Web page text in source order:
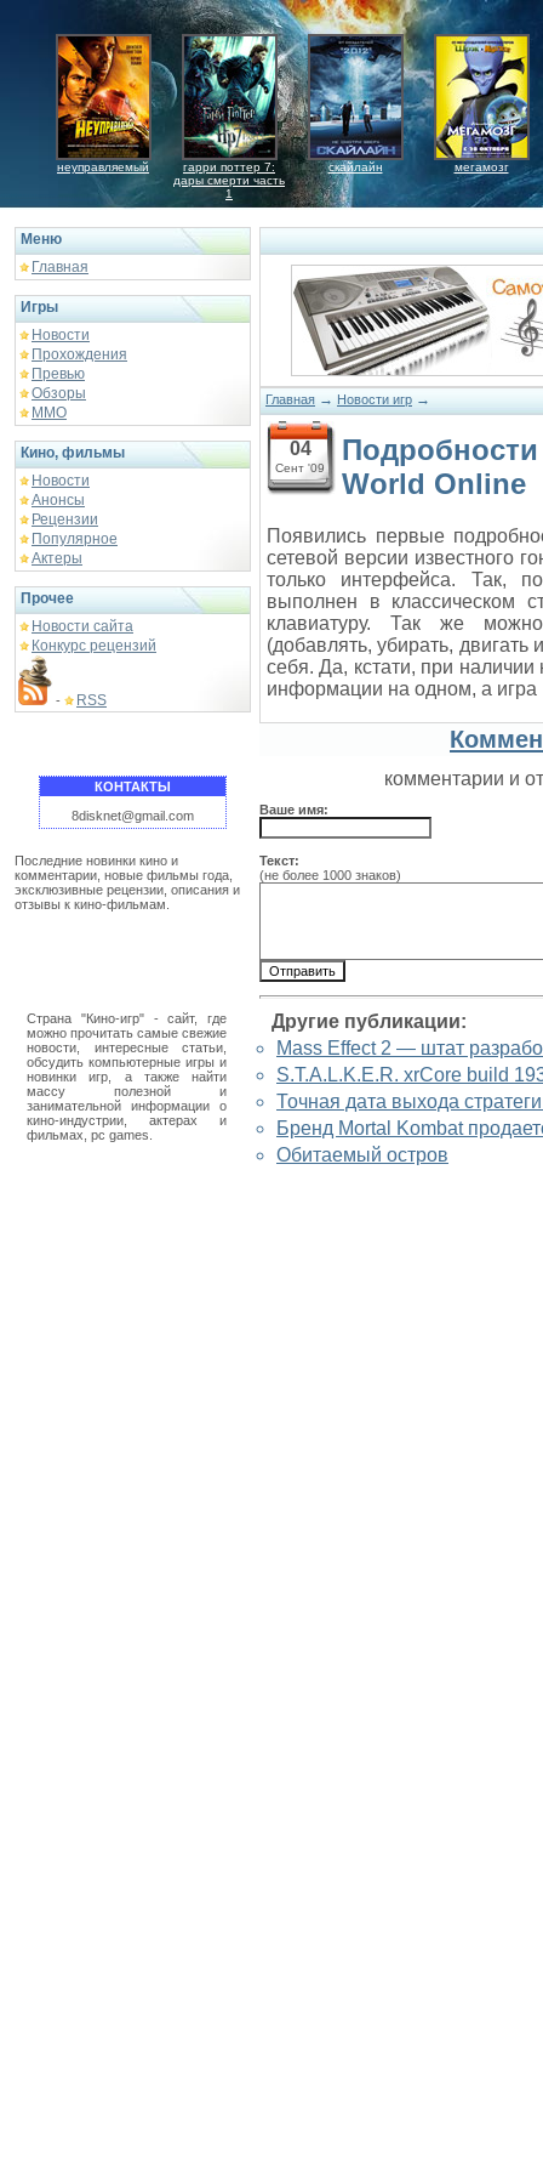
неуправляемый
гарри поттер 7:
дары смерти часть
1
скайлайн мегамозг
Меню
Главная
Игры
Новости
Прохождения
Превью
Обзоры
ММО
Кино, фильмы
Новости
Анонсы
Рецензии
Популярное
Актеры
Прочее
Новости сайта
Конкурс рецензий
- RSS
КОНТАКТЫ
8disknet@gmail.com
Последние новинки кино и
комментарии, новые фильмы года,
эксклюзивные рецензии, описания и
отзывы к кино-фильмам.
Страна "Кино-игр" - сайт, где
можно прочитать самые свежие
новости, интересные статьи,
обсудить компьютерные игры и
новинки игр, а также найти
массу полезной и
занимательной информации о
кино-индустрии, актерах и
фильмах, pc games.
Главная → Новости игр →
04
Сент '09
Подробности
World Online
Появились первые
сетевой версии известного
только интерфейса. Так,
выполнен в классическом
клавиатуру. Так же
(добавлять, убирать,
себя. Да, кстати, при
информации на одном, а игра
комментарии и
Ваше имя:
Текст:
(не более 1000 знаков)
Другие публикации:
Mass Effect 2 — штат
S.T.A.L.K.E.R. xrCore build
Точная дата выхода
Бренд Mortal Kombat
Обитаемый остров